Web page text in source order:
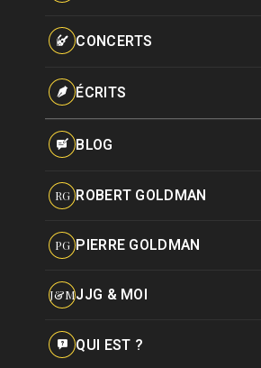
Pseudonymes
CONCERTS
ÉCRITS
Interviews
BLOG
RG ROBERT GOLDMAN
PG PIERRE GOLDMAN
J&MJJG & MOI
QUI EST ?